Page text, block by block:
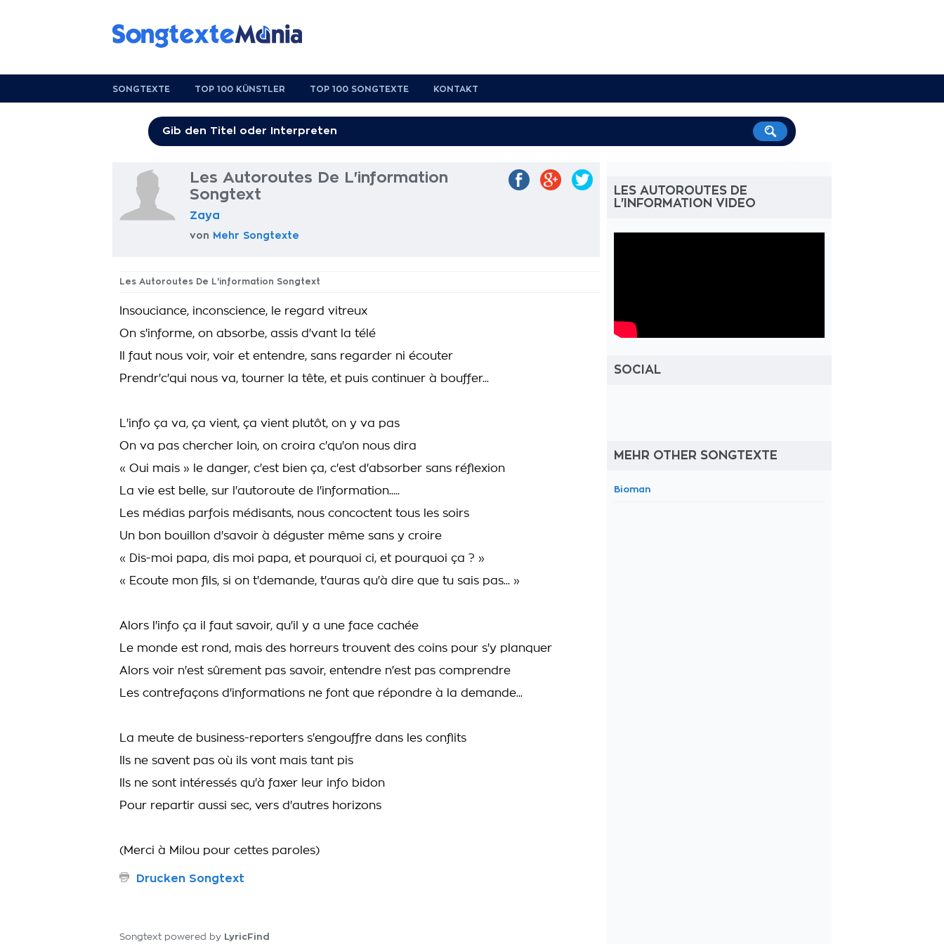
SONGTEXTE TOP 100 KÜNSTLER TOP 100 SONGTEXTE KONTAKT
Les Autoroutes De L'information
Songtext
Zaya
von Mehr Songtexte
Les Autoroutes De L'information Songtext
Insouciance, inconscience, le regard vitreux
On s'informe, on absorbe, assis d'vant la télé
Il faut nous voir, voir et entendre, sans regarder ni écouter
Prendr'c'qui nous va, tourner la tête, et puis continuer à bouffer...
L'info ça va, ça vient, ça vient plutôt, on y va pas
On va pas chercher loin, on croira c'qu'on nous dira
« Oui mais » le danger, c'est bien ça, c'est d'absorber sans réflexion
La vie est belle, sur l'autoroute de l'information.....
Les médias parfois médisants, nous concoctent tous les soirs
Un bon bouillon d'savoir à déguster même sans y croire
« Dis-moi papa, dis moi papa, et pourquoi ci, et pourquoi ça ? »
« Ecoute mon fils, si on t'demande, t'auras qu'à dire que tu sais pas... »
Alors l'info ça il faut savoir, qu'il y a une face cachée
Le monde est rond, mais des horreurs trouvent des coins pour s'y planquer
Alors voir n'est sûrement pas savoir, entendre n'est pas comprendre
Les contrefaçons d'informations ne font que répondre à la demande...
La meute de business-reporters s'engouffre dans les conflits
Ils ne savent pas où ils vont mais tant pis
Ils ne sont intéressés qu'à faxer leur info bidon
Pour repartir aussi sec, vers d'autres horizons
(Merci à Milou pour cettes paroles)
Drucken Songtext
Songtext powered by LyricFind
LES AUTOROUTES DE
L'INFORMATION VIDEO
SOCIAL
MEHR OTHER SONGTEXTE
Bioman